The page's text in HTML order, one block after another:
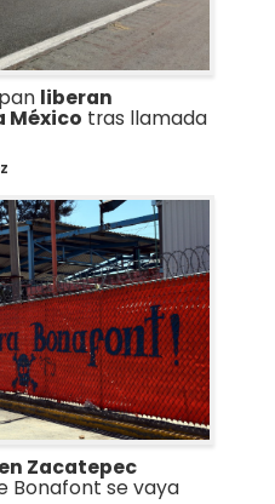
liberan
México tras llamada
Zacatepec
Bonafont se vaya